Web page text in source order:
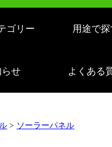
新発売：500W LEDバルーン
LEDサーチライト 充電式
新発売：逆富士形 40W形/
ゴリー 用途で探
らせ よくある
> ソーラーパネル